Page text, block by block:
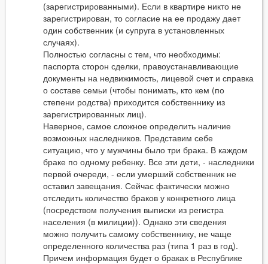
(зарегистрированными). Если в квартире никто не
зарегистрирован, то согласие на ее продажу дает
один собственник (и супруга в установленных
случаях).
Полностью согласны с тем, что необходимы:
паспорта сторон сделки, правоустанавливающие
документы на недвижимость, лицевой счет и справка
о составе семьи (чтобы понимать, кто кем (по
степени родства) приходится собственнику из
зарегистрированных лиц).
Наверное, самое сложное определить наличие
возможных наследников. Представим себе
ситуацию, что у мужчины было три брака. В каждом
браке по одному ребенку. Все эти дети, - наследники
первой очереди, - если умерший собственник не
оставил завещания. Сейчас фактически можно
отследить количество браков у конкретного лица
(посредством получения выписки из регистра
населения (в милиции)). Однако эти сведения
можно получить самому собственнику, не чаще
определенного количества раз (типа 1 раз в год).
Причем информация будет о браках в Республике